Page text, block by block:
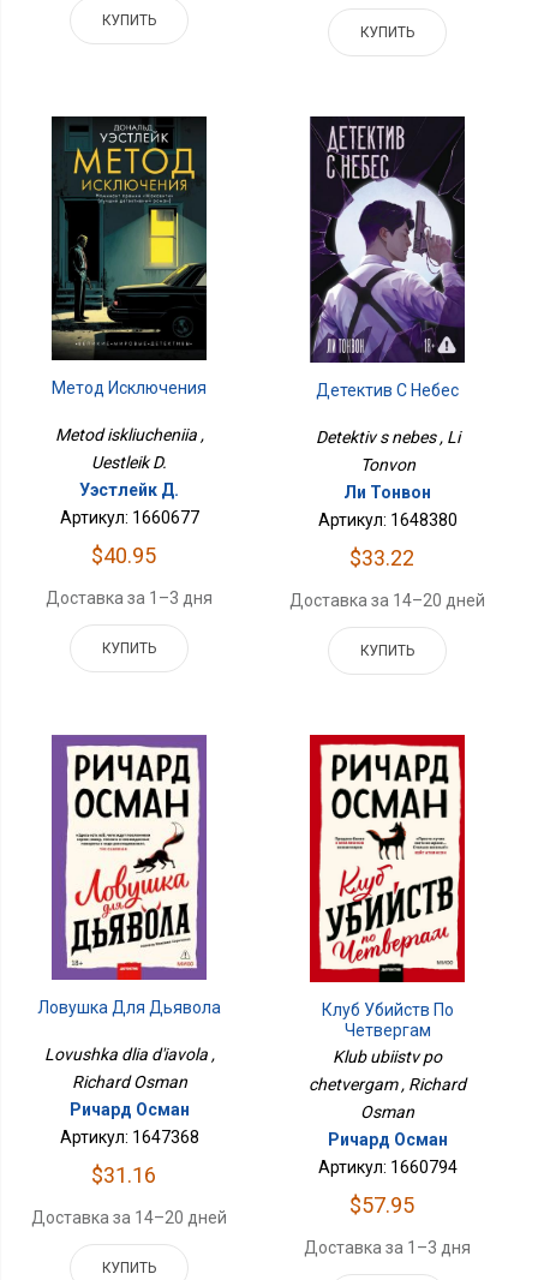
КУПИТЬ
КУПИТЬ
Метод Исключения
Metod iskliucheniia ,
Uestleik D.
Уэстлейк Д.
Артикул: 1660677
$40.95
Доставка за 1–3 дня
КУПИТЬ
Детектив С Небес
Detektiv s nebes , Li
Tonvon
Ли Тонвон
Артикул: 1648380
$33.22
Доставка за 14–20 дней
КУПИТЬ
Ловушка Для Дьявола
Lovushka dlia d'iavola ,
Richard Osman
Ричард Осман
Артикул: 1647368
$31.16
Доставка за 14–20 дней
КУПИТЬ
Клуб Убийств По
Четвергам
Klub ubiistv po
chetvergam , Richard
Osman
Ричард Осман
Артикул: 1660794
$57.95
Доставка за 1–3 дня